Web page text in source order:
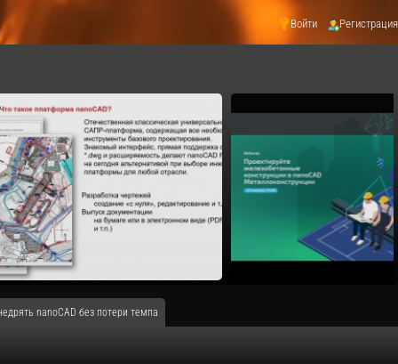
Войти Регистрация
nanoCAD без потери темпа